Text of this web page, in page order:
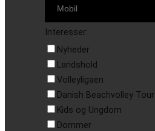
Interesser:
Nyheder
Landshold
Volleyligaen
Danish Beachvolley Tour
Kids og Ungdom
Dommer